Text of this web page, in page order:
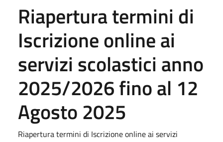
Riapertura termini di
Iscrizione online ai
servizi scolastici anno
2025/2026 fino al 12
Agosto 2025
Riapertura termini di Iscrizione online ai servizi